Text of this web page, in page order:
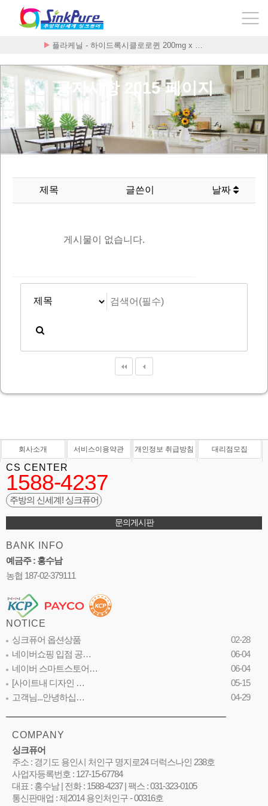
플라케닐 - 하이드록시클로로퀸 200mg x …
공지사항 2015 페이지
제목 글쓴이 날짜
게시물이 없습니다.
회사소개 서비스이용약관 개인정보 취급방침 대리점모집
CS CENTER
1588-4237
주방의 신세계! 싱크퓨어
문의게시판
BANK INFO
예금주 : 홍수남
농협 187-02-379111
NOTICE
싱크퓨어 옵션상품
02-28
네이버쇼핑 입점 공…
06-04
네이버 스마트스토어…
06-04
[사이트내 디자인 …
05-15
고객님...안녕하십…
04-29
COMPANY
싱크퓨어
주소 : 경기도 용인시 처인구 명지로24 더럭스나인 238호
사업자등록번호 : 127-15-67784
대표 : 홍수남 | 전화 : 1588-4237 | 팩스 : 031-323-0105
통신판매업 : 제2014 용인처인구 - 00316호